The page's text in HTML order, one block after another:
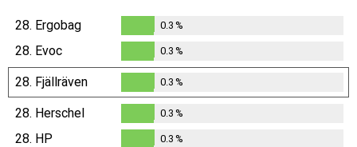
28. Ergobag
0.3%
0.3 %
28. Evoc
0.3%
0.3 %
28. Fjällräven
0.3%
0.3 %
28. Herschel
0.3%
0.3 %
28. HP 0.3 %